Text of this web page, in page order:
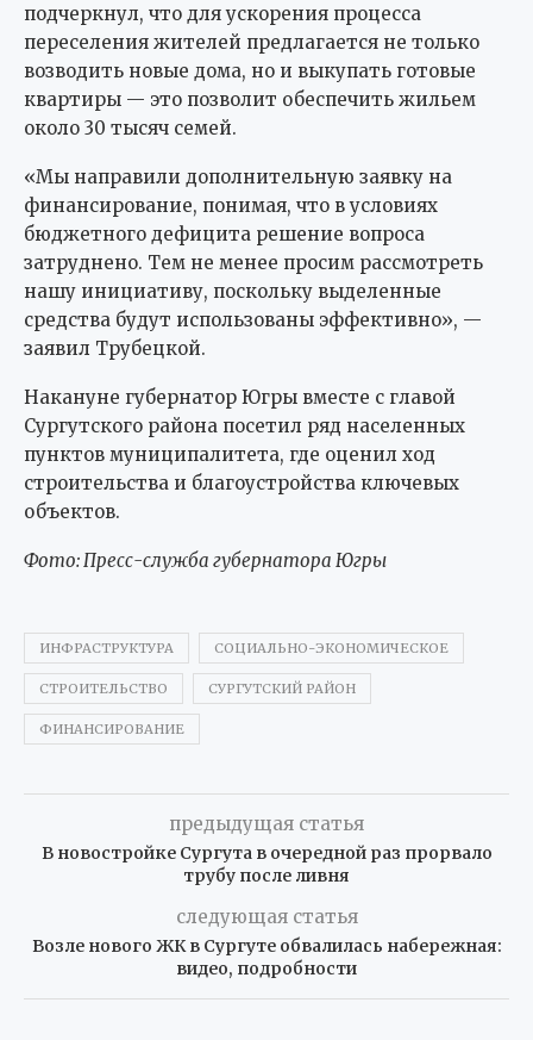
подчеркнул, что для ускорения процесса
переселения жителей предлагается не только
возводить новые дома, но и выкупать готовые
квартиры — это позволит обеспечить жильем
около 30 тысяч семей.
«Мы направили дополнительную заявку на
финансирование, понимая, что в условиях
бюджетного дефицита решение вопроса
затруднено. Тем не менее просим рассмотреть
нашу инициативу, поскольку выделенные
средства будут использованы эффективно», —
заявил Трубецкой.
Накануне губернатор Югры вместе с главой
Сургутского района посетил ряд населенных
пунктов муниципалитета, где оценил ход
строительства и благоустройства ключевых
объектов.
Фото: Пресс-служба губернатора Югры
ИНФРАСТРУКТУРА СОЦИАЛЬНО-ЭКОНОМИЧЕСКОЕ
СТРОИТЕЛЬСТВО СУРГУТСКИЙ РАЙОН
ФИНАНСИРОВАНИЕ
предыдущая статья
В новостройке Сургута в очередной раз прорвало
трубу после ливня
следующая статья
Возле нового ЖК в Сургуте обвалилась набережная:
видео, подробности